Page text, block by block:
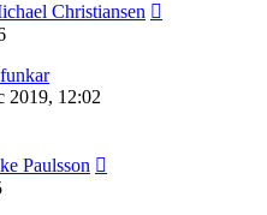
Christiansen
2019, 12:02
Paulsson